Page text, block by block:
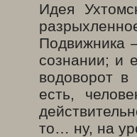
Идея
Подвижника
сознании; и
водоворот
есть,
то… ну, на